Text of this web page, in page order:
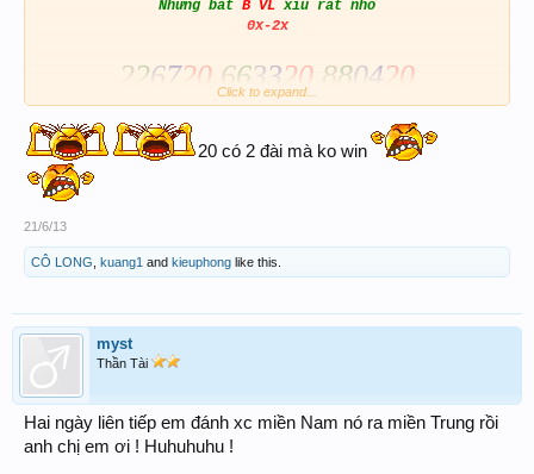
Nhưng bắt B VL xỉu rất nhỏ
0x-2x
226720 663320 880420
Click to expand...
20 có 2 đài mà ko win
21/6/13
CÔ LONG kuang1 and kieuphong like this.
myst
Thần Tài
Hai ngày liên tiếp em đánh xc miền Nam nó ra miền Trung rồi
anh chị em ơi ! Huhuhuhu !